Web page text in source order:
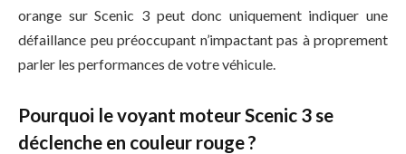
orange sur Scenic 3 peut donc uniquement indiquer une
défaillance peu préoccupant n’impactant pas à proprement
parler les performances de votre véhicule.
Pourquoi le voyant moteur Scenic 3 se
déclenche en couleur rouge ?